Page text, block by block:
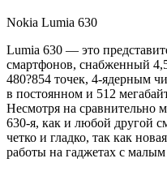
Nokia Lumia 630
Lumia 630 — это
смартфонов, снабженный
480?854 точек, 4-ядерным
в постоянном и 512
Несмотря на сравнительно
630-я, как и любой другой
четко и гладко, так как
работы на гаджетах с